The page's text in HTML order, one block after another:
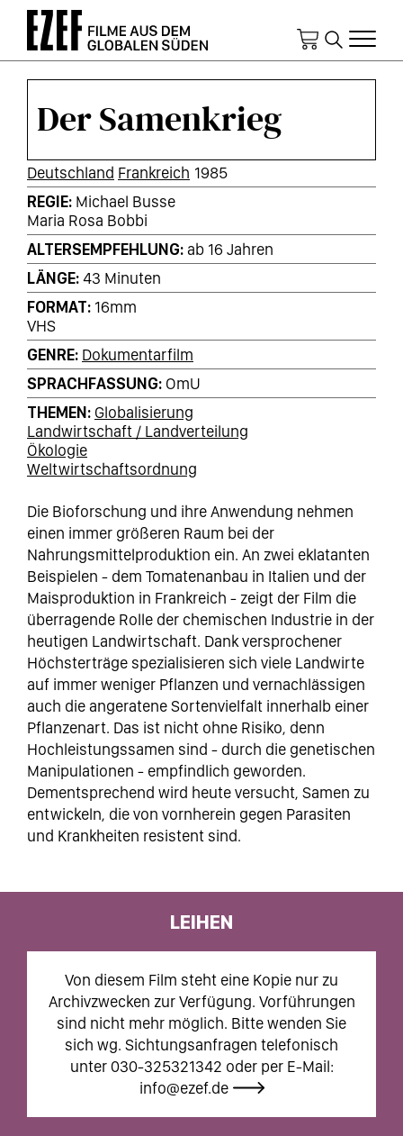
Direkt
Inhalt
Der Samenkrieg
Die Bioforschung und ihre Anwendung nehmen
einen immer größeren Raum bei der
Nahrungsmittelproduktion ein. An zwei eklatanten
Beispielen - dem Tomatenanbau in Italien und der
Maisproduktion in Frankreich - zeigt der Film die
überragende Rolle der chemischen Industrie in der
heutigen Landwirtschaft. Dank versprochener
Höchsterträge spezialisieren sich viele Landwirte
auf immer weniger Pflanzen und vernachlässigen
auch die angeratene Sortenvielfalt innerhalb einer
Pflanzenart. Das ist nicht ohne Risiko, denn
Hochleistungssamen sind - durch die genetischen
Manipulationen - empfindlich geworden.
Dementsprechend wird heute versucht, Samen zu
entwickeln, die von vornherein gegen Parasiten
und Krankheiten resistent sind.
Deutschland Frankreich 1985
REGIE Michael Busse
Maria Rosa Bobbi
ALTERSEMPFEHLUNG ab 16 Jahren
LÄNGE 43 Minuten
FORMAT 16mm
VHS
GENRE Dokumentarfilm
SPRACHFASSUNG OmU
THEMEN Globalisierung
Landwirtschaft / Landverteilung
Ökologie
Weltwirtschaftsordnung
LEIHEN
Von diesem Film steht eine Kopie nur zu
Archivzwecken zur Verfügung. Vorführungen
sind nicht mehr möglich. Bitte wenden Sie
sich wg. Sichtungsanfragen telefonisch
unter 030-325321342 oder per E-Mail:
info@ezef.de